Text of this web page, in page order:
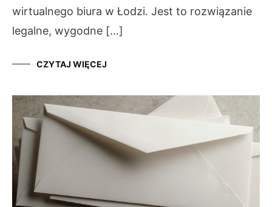
wirtualnego biura w Łodzi. Jest to rozwiązanie
legalne, wygodne […]
CZYTAJ WIĘCEJ